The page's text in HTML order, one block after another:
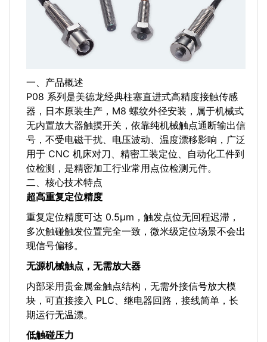
一、产品概述
P08 系列是美德龙经典柱塞直进式高精度接触传感
器，日本原装生产，M8 螺纹外径安装，属于机械式
无内置放大器触摸开关，依靠纯机械触点通断输出信
号，不受电磁干扰、电压波动、温度漂移影响，广泛
用于 CNC 机床对刀、精密工装定位、自动化工件到
位检测，是精密加工行业常用点位检测元件。
二、核心技术特点
超高重复定位精度
重复定位精度可达 0.5μm，触发点位无回程迟滞，
多次触碰触发位置完全一致，微米级定位场景不会出
现信号偏移。
无源机械触点，无需放大器
内部采用贵金属金触点结构，无需外接信号放大模
块，可直接接入 PLC、继电器回路，接线简单，长
期运行无温漂。
低触碰压力